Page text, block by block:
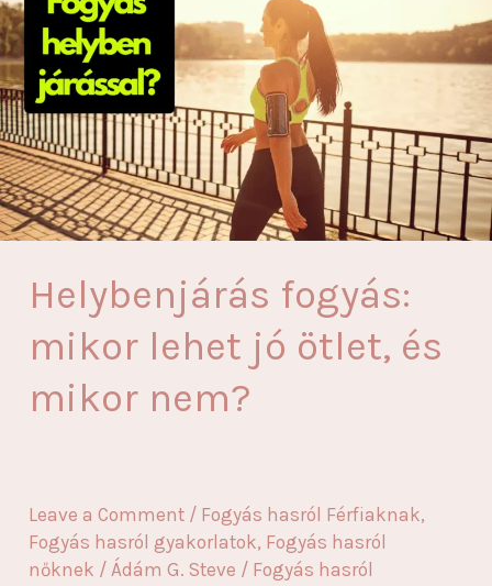
célod?
Helybenjárás fogyás:
mikor lehet jó ötlet, és
mikor nem?
Leave a Comment / Fogyás hasról Férfiaknak,
Fogyás hasról gyakorlatok, Fogyás hasról
nőknek / Ádám G. Steve / Fogyás hasról